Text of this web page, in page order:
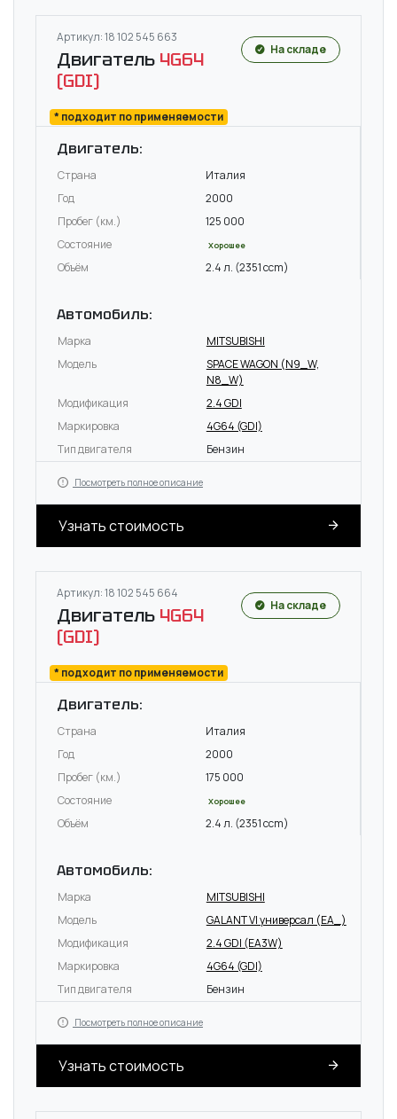
Артикул: 18 102 545 663
Двигатель 4G64
(GDI)
* подходит по применяемости
На складе
Двигатель:
Страна
Италия
Год
2000
Пробег (км.)
125 000
Состояние
Хорошее
Объём 2.4 л. (2351 ccm)
Автомобиль:
Марка
MITSUBISHI
Модель
SPACE WAGON (N9_W,
N8_W)
Модификация
2.4 GDI
Маркировка
4G64 (GDI)
Тип двигателя
Бензин
Посмотреть полное описание
Узнать стоимость
Артикул: 18 102 545 664
Двигатель 4G64
(GDI)
* подходит по применяемости
На складе
Двигатель:
Страна
Италия
Год
2000
Пробег (км.)
175 000
Состояние
Хорошее
Объём 2.4 л. (2351 ccm)
Автомобиль:
Марка
MITSUBISHI
Модель
GALANT VI универсал (EA_)
Модификация
2.4 GDI (EA3W)
Маркировка
4G64 (GDI)
Тип двигателя
Бензин
Посмотреть полное описание
Узнать стоимость